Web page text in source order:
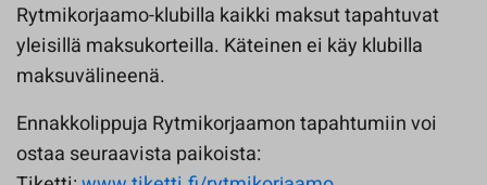
Rytmikorjaamo-klubilla kaikki maksut tapahtuvat
yleisillä maksukorteilla. Käteinen ei käy klubilla
maksuvälineenä.
Ennakkolippuja Rytmikorjaamon tapahtumiin voi
ostaa seuraavista paikoista: